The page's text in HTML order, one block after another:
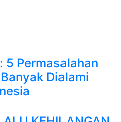
5 Permasalahan
Dialami